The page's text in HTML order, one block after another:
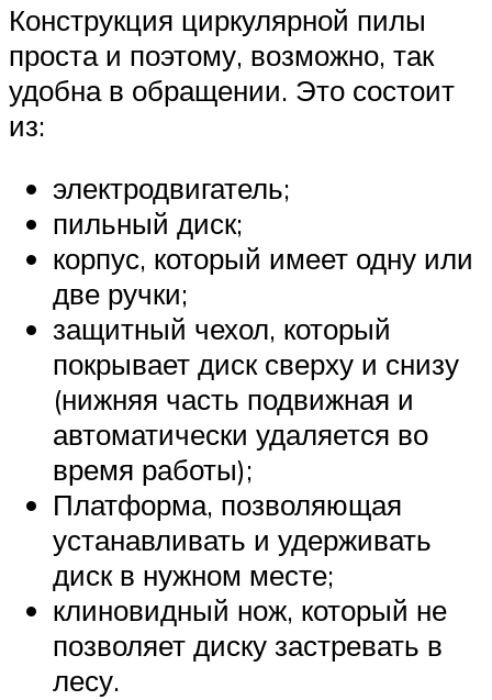
Конструкция циркулярной пилы
проста и поэтому, возможно, так
удобна в обращении. Это состоит
из:
электродвигатель;
пильный диск;
корпус, который имеет одну или
две ручки;
защитный чехол, который
покрывает диск сверху и снизу
(нижняя часть подвижная и
автоматически удаляется во
время работы);
Платформа, позволяющая
устанавливать и удерживать
диск в нужном месте;
клиновидный нож, который не
позволяет диску застревать в
лесу.